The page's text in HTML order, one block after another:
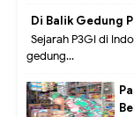
Di Balik Gedung
Sejarah P3GI di
gedung...